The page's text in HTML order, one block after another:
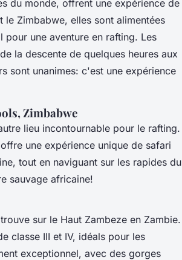
du monde, offrent une expérience de
le Zimbabwe, elles sont alimentées
une aventure en rafting. Les
la descente de quelques heures aux
sont unanimes: c'est une expérience
Zimbabwe
lieu incontournable pour le rafting.
une expérience unique de safari
tout en naviguant sur les rapides du
sauvage africaine!
sur le Haut Zambeze en Zambie.
classe III et IV, idéals pour les
exceptionnel, avec des gorges